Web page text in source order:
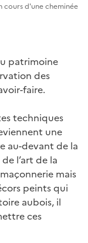
cours d'une cheminée
patrimoine
des
faire.
techniques
une
au-devant de la
de l’art de la
mais
peints qui
aubois, il
ces